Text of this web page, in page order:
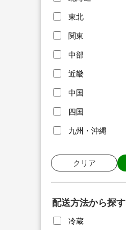
東北
関東
中部
近畿
中国
四国
九州・沖縄
クリア
配送方法から探す
冷蔵